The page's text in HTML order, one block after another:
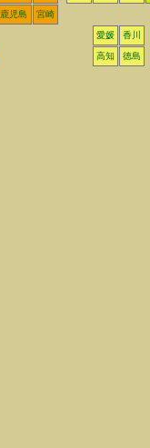
鹿児島 宮崎
愛媛 香川
高知 徳島